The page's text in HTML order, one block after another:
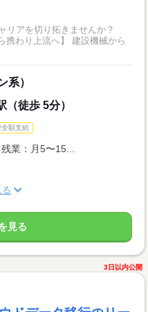
リアを切り拓きませんか？
携わり上流へ】 建設機械から
系）
徒歩 5分）
全額支給
業：月5〜15...
る
見る
3日以内公開